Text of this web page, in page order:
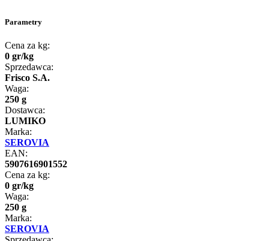
Parametry
Cena za kg:
0 gr/kg
Sprzedawca:
Frisco S.A.
Waga:
250 g
Dostawca:
LUMIKO
Marka:
SEROVIA
EAN:
5907616901552
Cena za kg:
0 gr/kg
Waga:
250 g
Marka:
SEROVIA